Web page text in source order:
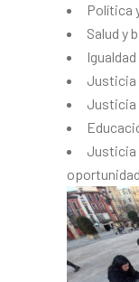
Política
Salud y
Justicia
Justicia
Justicia